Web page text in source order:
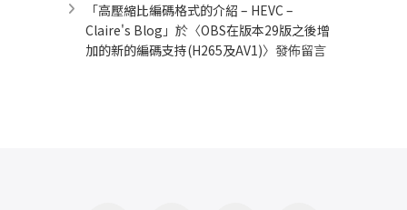
「高壓縮比編碼格式的介紹 – HEVC –
Claire's Blog 」於〈OBS在版本29版之後增
加的新的編碼支持(H265及AV1)〉發佈留言